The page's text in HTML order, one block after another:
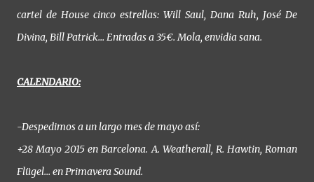
cartel de House cinco estrellas: Will Saul, Dana Ruh, José De
Divina, Bill Patrick… Entradas a 35€. Mola, envidia sana.
CALENDARIO:
-Despedimos a un largo mes de mayo así:
+28 Mayo 2015 en Barcelona. A. Weatherall, R. Hawtin, Roman
Flügel… en Primavera Sound.